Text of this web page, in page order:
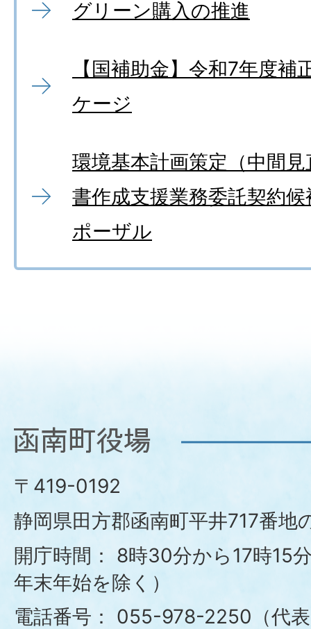
グリーン購入の推進
【国補助金】令和7年度
ケージ
環境基本計画策定（中間
書作成支援業務委託契約
ポーザル
函
南
町
役
場
〒419-0192
静岡県田方郡函南町平井717番地
開庁時間：
8時30分から17時15
年末年始を除く）
電話番号：
055-978-2250（代